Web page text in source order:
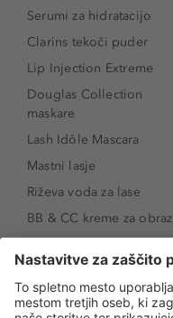
Serumi za hidratacijo
Clarins tekoči puder
Lip Injection Extreme
Douglas Collection
maskare
Lash Idôle Mascara
Mastni lasje
Riževa voda za lase
BB & CC kreme za obraz
SPF 30
Senčila za oči